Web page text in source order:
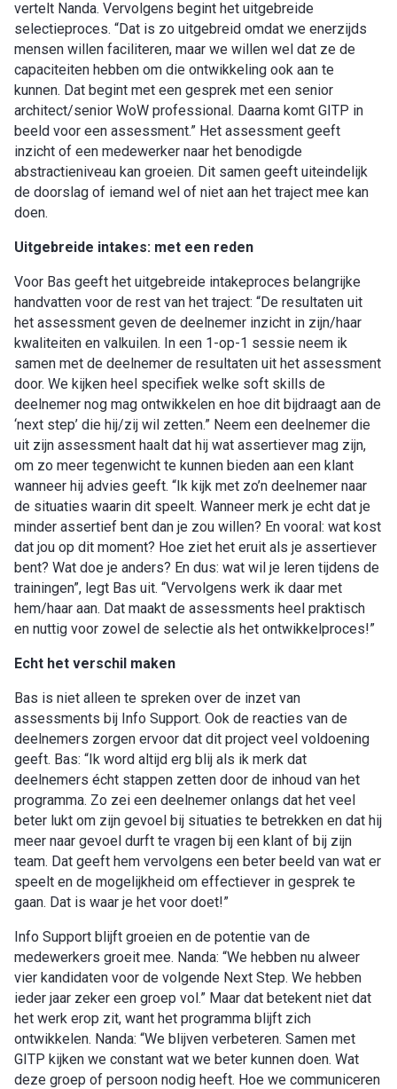
vertelt Nanda. Vervolgens begint het uitgebreide
selectieproces. “Dat is zo uitgebreid omdat we enerzijds
mensen willen faciliteren, maar we willen wel dat ze de
capaciteiten hebben om die ontwikkeling ook aan te
kunnen. Dat begint met een gesprek met een senior
architect/senior WoW professional. Daarna komt GITP in
beeld voor een assessment.” Het assessment geeft
inzicht of een medewerker naar het benodigde
abstractieniveau kan groeien. Dit samen geeft uiteindelijk
de doorslag of iemand wel of niet aan het traject mee kan
doen.
Uitgebreide intakes: met een reden
Voor Bas geeft het uitgebreide intakeproces belangrijke
handvatten voor de rest van het traject: “De resultaten uit
het assessment geven de deelnemer inzicht in zijn/haar
kwaliteiten en valkuilen. In een 1-op-1 sessie neem ik
samen met de deelnemer de resultaten uit het assessment
door. We kijken heel specifiek welke soft skills de
deelnemer nog mag ontwikkelen en hoe dit bijdraagt aan de
‘next step’ die hij/zij wil zetten.” Neem een deelnemer die
uit zijn assessment haalt dat hij wat assertiever mag zijn,
om zo meer tegenwicht te kunnen bieden aan een klant
wanneer hij advies geeft. “Ik kijk met zo’n deelnemer naar
de situaties waarin dit speelt. Wanneer merk je echt dat je
minder assertief bent dan je zou willen? En vooral: wat kost
dat jou op dit moment? Hoe ziet het eruit als je assertiever
bent? Wat doe je anders? En dus: wat wil je leren tijdens de
trainingen”, legt Bas uit. “Vervolgens werk ik daar met
hem/haar aan. Dat maakt de assessments heel praktisch
en nuttig voor zowel de selectie als het ontwikkelproces!”
Echt het verschil maken
Bas is niet alleen te spreken over de inzet van
assessments bij Info Support. Ook de reacties van de
deelnemers zorgen ervoor dat dit project veel voldoening
geeft. Bas: “Ik word altijd erg blij als ik merk dat
deelnemers écht stappen zetten door de inhoud van het
programma. Zo zei een deelnemer onlangs dat het veel
beter lukt om zijn gevoel bij situaties te betrekken en dat hij
meer naar gevoel durft te vragen bij een klant of bij zijn
team. Dat geeft hem vervolgens een beter beeld van wat er
speelt en de mogelijkheid om effectiever in gesprek te
gaan. Dat is waar je het voor doet!”
Info Support blijft groeien en de potentie van de
medewerkers groeit mee. Nanda: “We hebben nu alweer
vier kandidaten voor de volgende Next Step. We hebben
ieder jaar zeker een groep vol.” Maar dat betekent niet dat
het werk erop zit, want het programma blijft zich
ontwikkelen. Nanda: “We blijven verbeteren. Samen met
GITP kijken we constant wat we beter kunnen doen. Wat
deze groep of persoon nodig heeft. Hoe we communiceren